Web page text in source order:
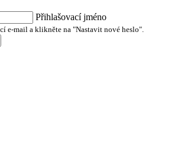
Přihlašovací jméno
e-mail a klikněte na "Nastavit nové heslo".